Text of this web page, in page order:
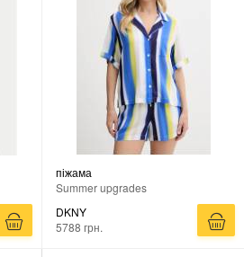
піжама
Summer upgrades
DKNY
5788 грн.